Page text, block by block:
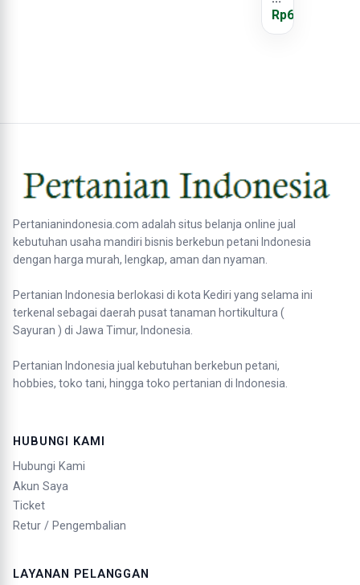
Putih
Super
Rp65.000
Pertanianindonesia.com adalah situs belanja online jual
kebutuhan usaha mandiri bisnis berkebun petani Indonesia
dengan harga murah, lengkap, aman dan nyaman.
Pertanian Indonesia berlokasi di kota Kediri yang selama ini
terkenal sebagai daerah pusat tanaman hortikultura (
Sayuran ) di Jawa Timur, Indonesia.
Pertanian Indonesia jual kebutuhan berkebun petani,
hobbies, toko tani, hingga toko pertanian di Indonesia.
HUBUNGI KAMI
Hubungi Kami
Akun Saya
Ticket
Retur / Pengembalian
LAYANAN PELANGGAN